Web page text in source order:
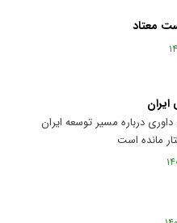
معتاد
درباره مسیر توسعه ایران
مانده است